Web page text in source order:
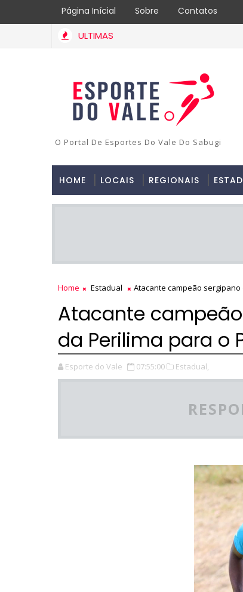
Página Inícial Sobre Contatos
ULTIMAS
O Portal De Esportes Do Vale Do Sabugi
HOME LOCAIS REGIONAIS
Home Estadual Atacante campeão
Atacante
da Perilima para o
Esporte do Vale 07:55:00 Estadual,